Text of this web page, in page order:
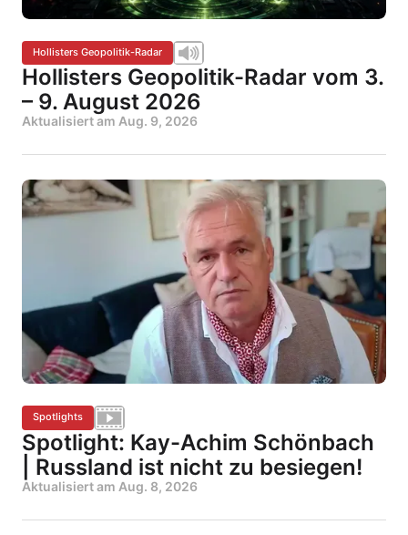
Hollisters Geopolitik-Radar
Hollisters Geopolitik-Radar vom 3.
– 9. August 2026
Aktualisiert am Aug. 9, 2026
Spotlights
Spotlight: Kay-Achim Schönbach
| Russland ist nicht zu besiegen!
Aktualisiert am Aug. 8, 2026